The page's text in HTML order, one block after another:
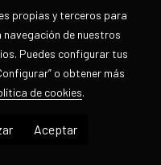
propias y terceros para
de nuestros
Puedes configurar tus
o obtener más
de cookies.
Aceptar